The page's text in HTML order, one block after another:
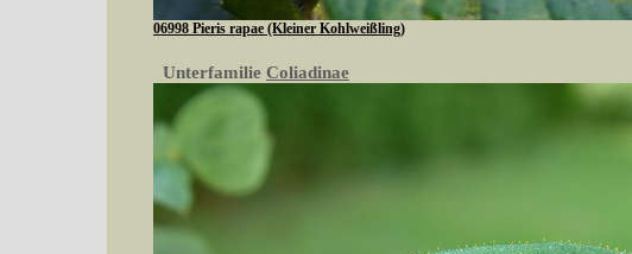
06998 Pieris rapae (Kleiner Kohlweißling)
Unterfamilie Coliadinae